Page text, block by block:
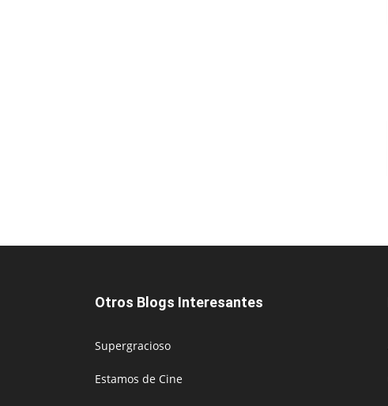
Otros Blogs Interesantes
Supergracioso
Estamos de Cine